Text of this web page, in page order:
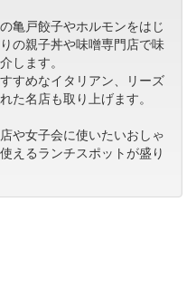
亀戸餃子やホルモンをはじ
の親子丼や味噌専門店で味
します。
すめなイタリアン、リーズ
た名店も取り上げます。
や女子会に使いたいおしゃ
えるランチスポットが盛り